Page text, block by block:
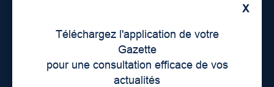
X
Téléchargez l'application de votre
Gazette
pour une consultation efficace de vos
actualités
Lieux de distribution